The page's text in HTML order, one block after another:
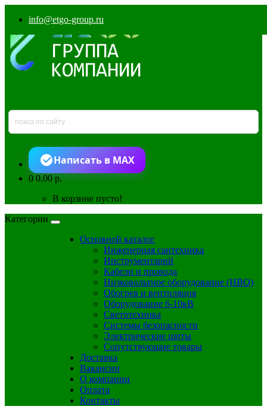
info@etgo-group.ru
Написать в MAX
00.00 р.
В корзине пусто!
Категории
Основной каталог
Инженерная сантехника
Инструментарий
Кабели и провода
Низковольтное оборудование (НВО)
Обогрев и вентиляция
Оборудование 6-10кВ
Светотехника
Системы безопасности
Электрические щиты
Сопутствующие товары
Доставка
Вакансии
О компании
Оплата
Контакты